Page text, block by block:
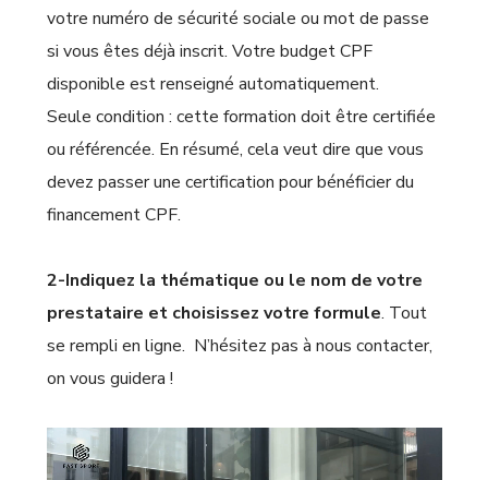
votre numéro de sécurité sociale ou mot de passe
si vous êtes déjà inscrit. Votre budget CPF
disponible est renseigné automatiquement.
Seule condition : cette formation doit être certifiée
ou référencée. En résumé, cela veut dire que vous
devez passer une certification pour bénéficier du
financement CPF.
2-Indiquez la thématique ou le nom de votre
prestataire et choisissez votre formule. Tout
se rempli en ligne. N’hésitez pas à nous contacter,
on vous guidera !
Lecteur